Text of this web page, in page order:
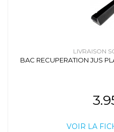
LIVRAISON
BAC RECUPERATION JUS
VOIR LA